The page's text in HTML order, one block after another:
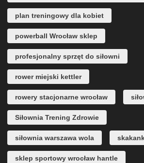
plan treningowy dla kobiet
powerball Wrocław sklep
profesjonalny sprzęt do siłowni
rower miejski kettler
rowery stacjonarne wrocław
Siłownia Trening Zdrowie
siłownia warszawa wola
sklep sportowy wrocław hantle